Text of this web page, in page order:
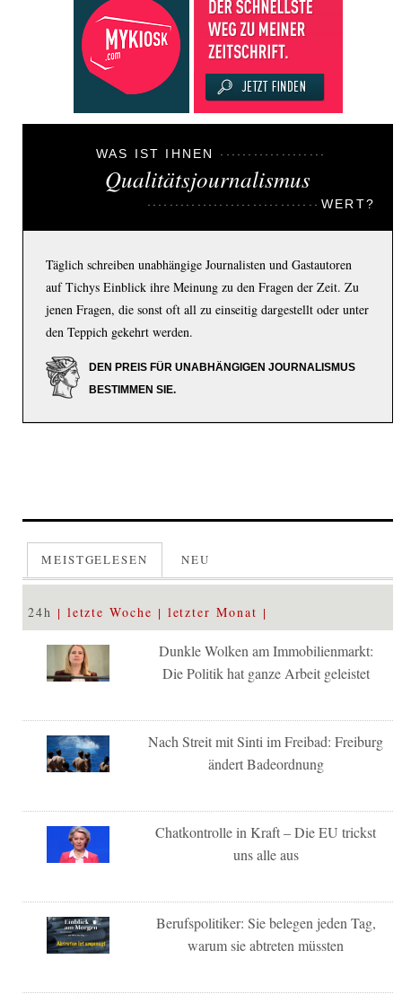
WAS IST IHNEN
Qualitätsjournalismus
WERT?
Täglich schreiben unabhängige Journalisten und Gastautoren
auf Tichys Einblick ihre Meinung zu den Fragen der Zeit. Zu
jenen Fragen, die sonst oft all zu einseitig dargestellt oder unter
den Teppich gekehrt werden.
DEN PREIS FÜR UNABHÄNGIGEN JOURNALISMUS
BESTIMMEN SIE.
MEISTGELESEN NEU
24h letzte Woche letzter Monat
Dunkle Wolken am Immobilienmarkt:
Die Politik hat ganze Arbeit geleistet
Nach Streit mit Sinti im Freibad: Freiburg
ändert Badeordnung
Chatkontrolle in Kraft – Die EU trickst
uns alle aus
Berufspolitiker: Sie belegen jeden Tag,
warum sie abtreten müssten